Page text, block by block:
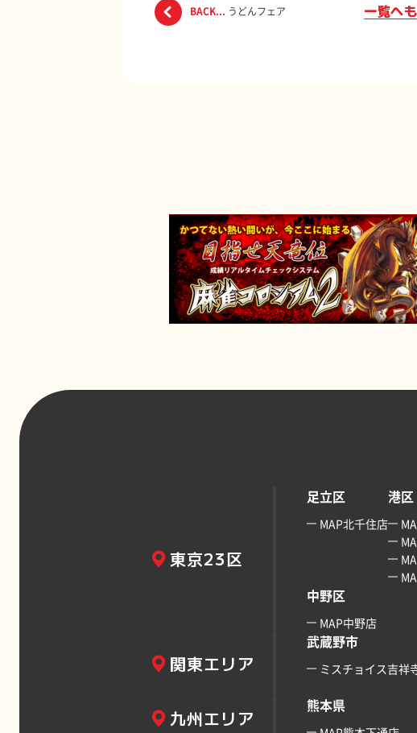
BACK... うどんフェア 一覧へ
東京23区
足立区
MAP北千住店
港区
中野区
MAP中野店
関東エリア
武蔵野市
ミスチョイス吉祥
九州エリア
熊本県